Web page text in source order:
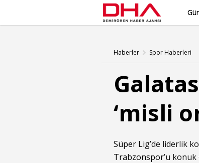
Haberler Spor Haberleri
‘misli
Süper Lig’de liderlik
Trabzonspor’u konuk